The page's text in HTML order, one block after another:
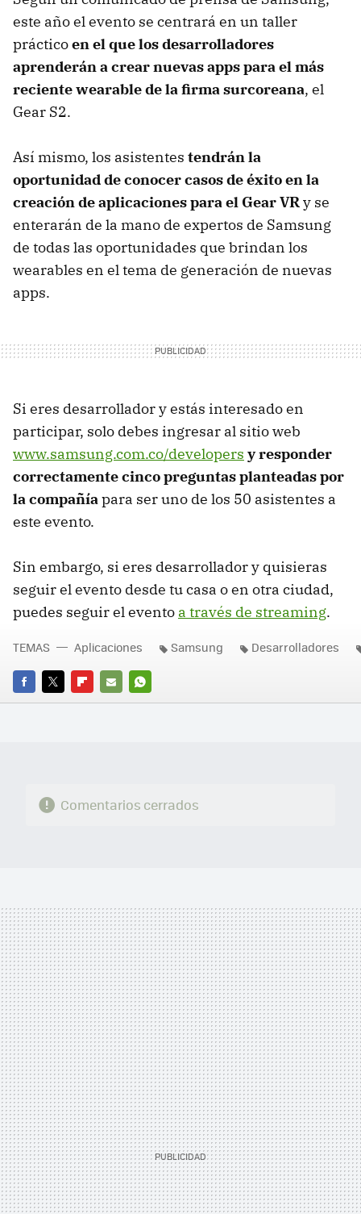
este año el evento se centrará en un taller
prácticoen el que los desarrolladores
aprenderán a crear nuevas apps para el más
reciente wearable de la firma surcoreana, el
Gear S2.
Así mismo, los asistentes tendrán la
oportunidad de conocer casos de éxito en la
creación de aplicaciones para el Gear VRy se
enterarán de la mano de expertos de Samsung
de todas las oportunidades que brindan los
wearables en el tema de generación de nuevas
apps.
Si eres desarrollador y estás interesado en
participar, solo debes ingresar al sitio web
www.samsung.com.co/developers y responder
correctamente cinco preguntas planteadas por
la compañíapara ser uno de los 50 asistentes a
este evento.
Sin embargo, si eres desarrollador y quisieras
seguir el evento desde tu casa o en otra ciudad,
puedes seguir el evento a través de streaming.
FACEBOOK
TWITTERFLIPBOARD
E-
WHATSAPP
TEMAS Aplicaciones Samsung Desarrolladores
Comentarios cerrados